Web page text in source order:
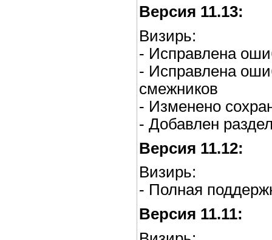
Версия 11.13:
Визирь:
- Исправлена
- Исправлена
смежников
- Изменено
- Добавлен
Версия 11.12:
Визирь:
- Полная
Версия 11.11: